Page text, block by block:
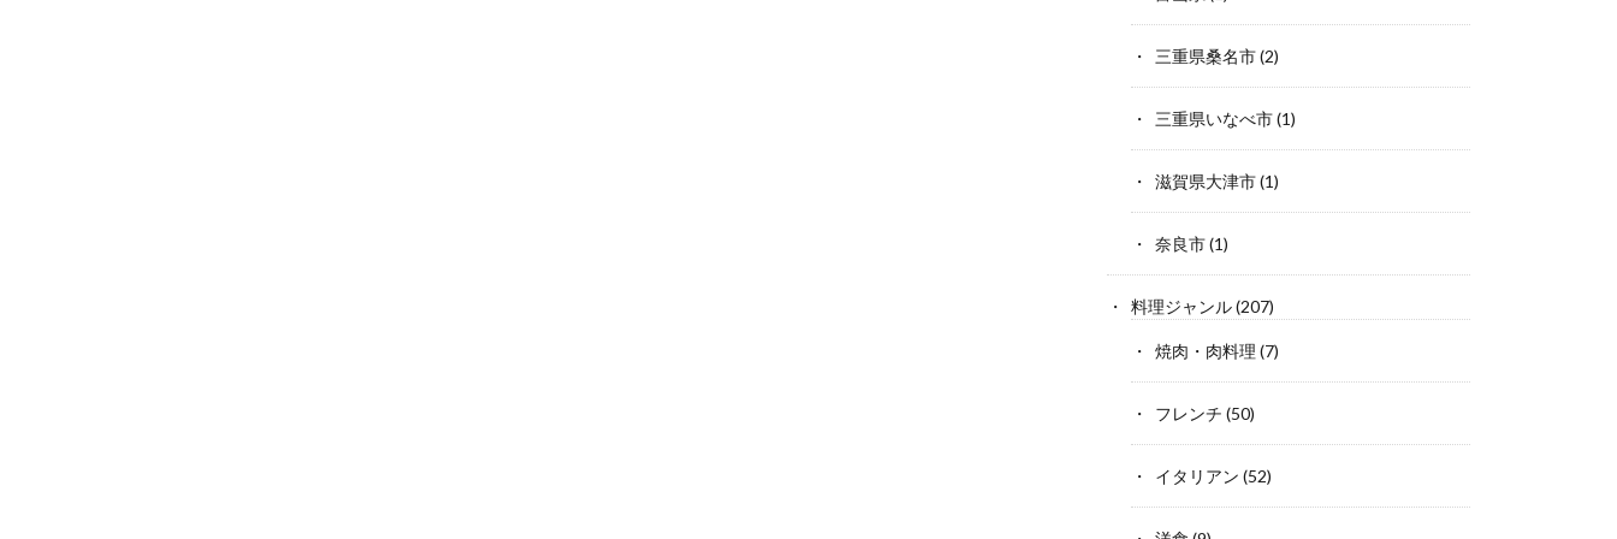
三重県桑名市(2)
三重県いなべ市(1)
滋賀県大津市(1)
奈良市(1)
料理ジャンル(207)
焼肉・肉料理 (7)
フレンチ (50)
イタリアン (52)